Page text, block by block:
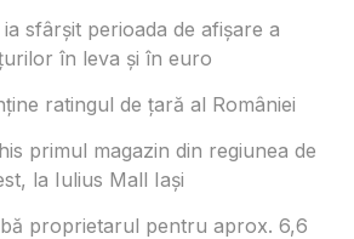
sfârşit perioada de afișare a
în ​​leva și în euro
ratingul de țară al României
primul magazin din regiunea de
la Iulius Mall Iași
proprietarul pentru aprox. 6,6